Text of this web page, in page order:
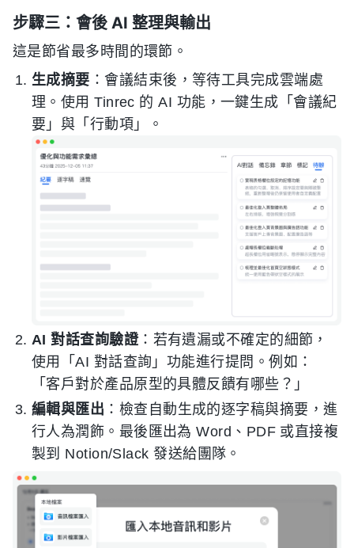
步驟三：會後 AI 整理與輸出
這是節省最多時間的環節。
生成摘要 ：會議結束後，等待工具完成雲端處
理。使用 Tinrec 的 AI 功能，一鍵生成「會議紀
要」與「行動項」。
AI 對話查詢驗證：若有遺漏或不確定的細節，
使用「AI 對話查詢」功能進行提問。例如：
「客戶對於產品原型的具體反饋有哪些？」
編輯與匯出 ：檢查自動生成的逐字稿與摘要，進
行人為潤飾。最後匯出為 Word、PDF 或直接複
製到 Notion/Slack 發送給團隊。